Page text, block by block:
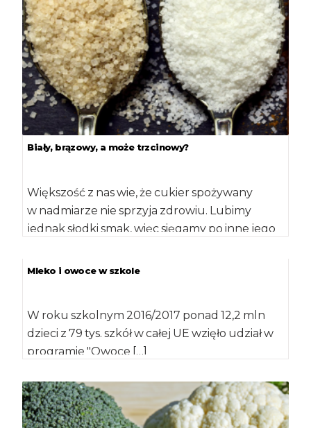
Biały, brązowy, a może trzcinowy?
Większość z nas wie, że cukier spożywany
w nadmiarze nie sprzyja zdrowiu. Lubimy
jednak słodki smak, więc sięgamy po inne jego
Mleko i owoce w szkole
W roku szkolnym 2016/2017 ponad 12,2 mln
dzieci z 79 tys. szkół w całej UE wzięło udział w
programie "Owoce […]